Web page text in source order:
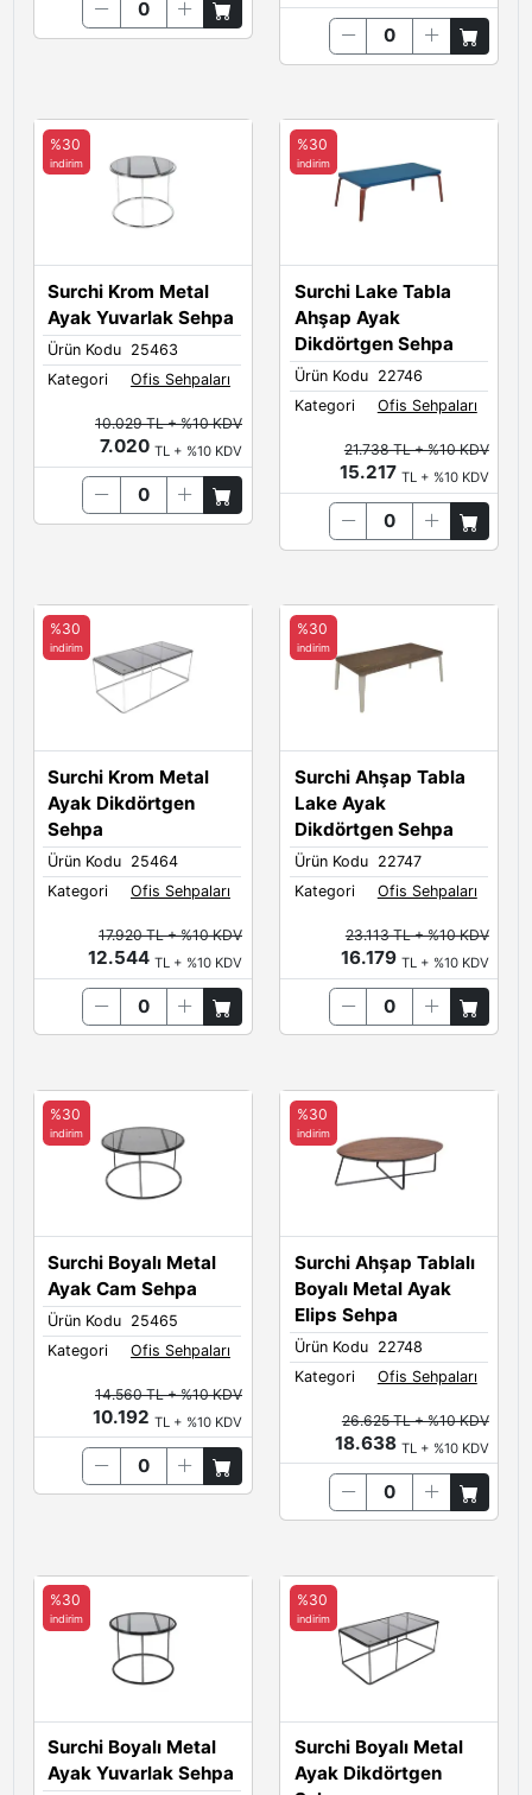
Surchi Krom Metal
Ayak Yuvarlak Sehpa
Ürün Kodu
25463
Kategori
Ofis Sehpaları
%30
indirim
10.029 TL + %10 KDV
7.020TL + %10 KDV
Surchi Lake Tabla
Ahşap Ayak
Dikdörtgen Sehpa
Ürün Kodu
22746
Kategori
Ofis Sehpaları
%30
indirim
21.738 TL + %10 KDV
15.217 TL + %10 KDV
Surchi Krom Metal
Ayak Dikdörtgen
Sehpa
Ürün Kodu
25464
Kategori
Ofis Sehpaları
%30
indirim
17.920 TL + %10 KDV
12.544TL + %10 KDV
Surchi Ahşap Tabla
Lake Ayak
Dikdörtgen Sehpa
Ürün Kodu
22747
Kategori
Ofis Sehpaları
%30
indirim
23.113 TL + %10 KDV
16.179 TL + %10 KDV
Surchi Boyalı Metal
Ayak Cam Sehpa
Ürün Kodu
25465
Kategori
Ofis Sehpaları
%30
indirim
14.560 TL + %10 KDV
10.192TL + %10 KDV
Surchi Ahşap Tablalı
Boyalı Metal Ayak
Elips Sehpa
Ürün Kodu
22748
Kategori
Ofis Sehpaları
%30
indirim
26.625 TL + %10 KDV
18.638 TL + %10 KDV
Surchi Boyalı Metal
Ayak Yuvarlak Sehpa
%30
indirim
Surchi Boyalı Metal
Ayak Dikdörtgen
%30
indirim